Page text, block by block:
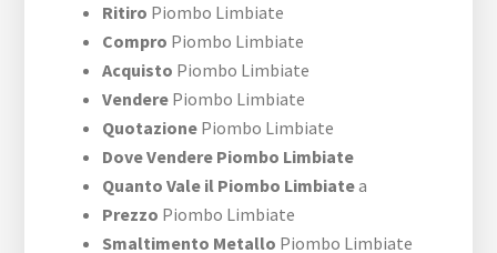
Ritiro Piombo Limbiate
Compro Piombo Limbiate
Acquisto Piombo Limbiate
Vendere Piombo Limbiate
Quotazione Piombo Limbiate
Dove Vendere Piombo Limbiate
Quanto Vale il Piombo Limbiatea
Prezzo Piombo Limbiate
Smaltimento Metallo Piombo Limbiate